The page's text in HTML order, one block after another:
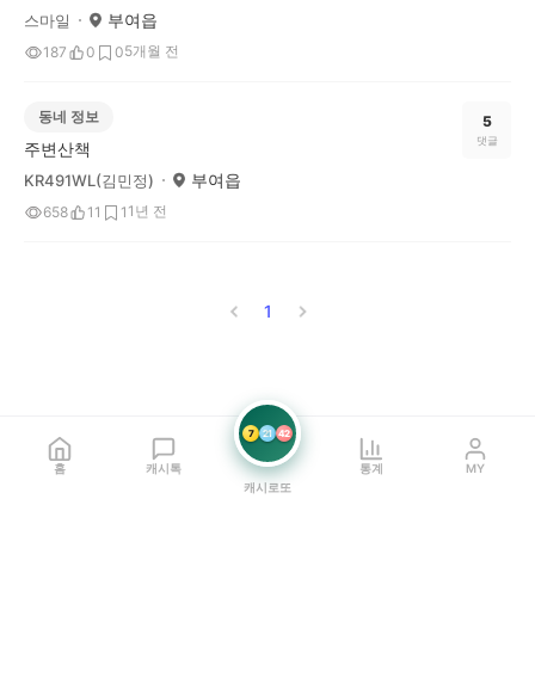
스마일 부여읍
187 0 05개월 전
동네 정보
주변산책
KR491WL(김민정) 부여읍
658 11 1 1년 전
5
댓글
1
홈 캐시톡
7 21 42
캐시로또
통계 MY